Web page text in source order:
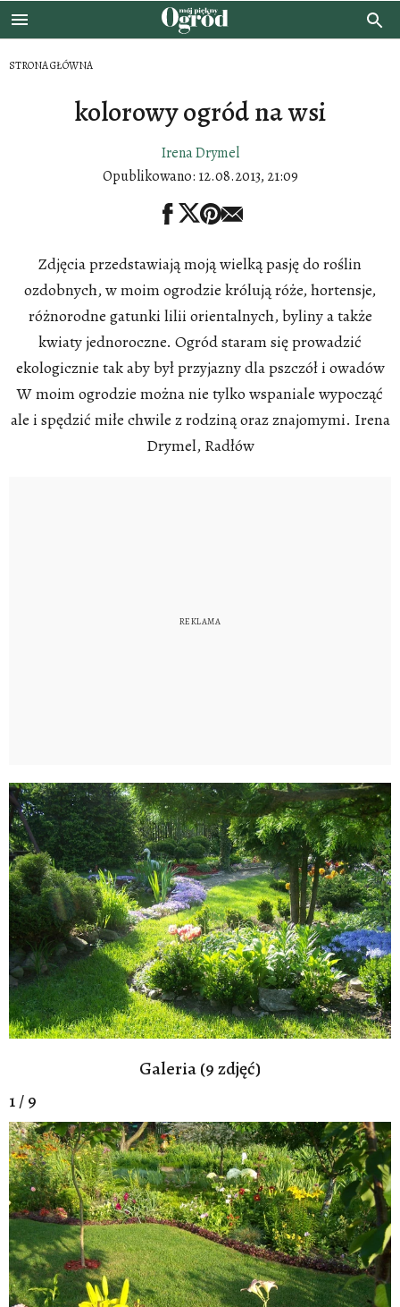
STRONA GŁÓWNA
kolorowy ogród na wsi
Irena Drymel
Opublikowano: 12.08.2013, 21:09
Zdjęcia przedstawiają moją wielką pasję do roślin
ozdobnych, w moim ogrodzie królują róże, hortensje,
różnorodne gatunki lilii orientalnych, byliny a także
kwiaty jednoroczne. Ogród staram się prowadzić
ekologicznie tak aby był przyjazny dla pszczół i owadów
W moim ogrodzie można nie tylko wspaniale wypocząć
ale i spędzić miłe chwile z rodziną oraz znajomymi. Irena
Drymel, Radłów
Galeria (9 zdjęć)
1 / 9